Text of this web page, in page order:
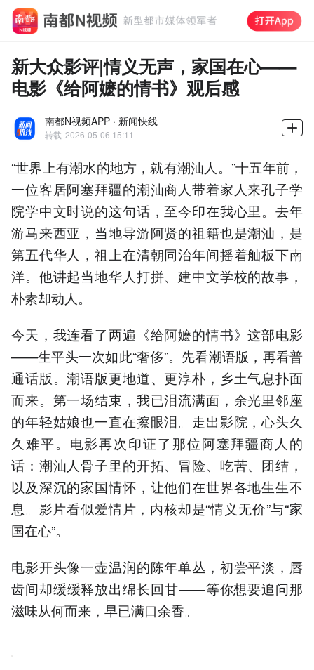
新大众影评|情义无声，家国在心——
电影《给阿嬷的情书》观后感
南都N视频APP · 新闻快线
转载 2026-05-06 15:11
“世界上有潮水的地方，就有潮汕人。”十五年前，
一位客居阿塞拜疆的潮汕商人带着家人来孔子学
院学中文时说的这句话，至今印在我心里。去年
游马来西亚，当地导游阿贤的祖籍也是潮汕，是
第五代华人，祖上在清朝同治年间摇着舢板下南
洋。他讲起当地华人打拼、建中文学校的故事，
朴素却动人。
今天，我连看了两遍《给阿嬷的情书》这部电影
——生平头一次如此“奢侈”。先看潮语版，再看普
通话版。潮语版更地道、更淳朴，乡土气息扑面
而来。第一场结束，我已泪流满面，余光里邻座
的年轻姑娘也一直在擦眼泪。走出影院，心头久
久难平。电影再次印证了那位阿塞拜疆商人的
话：潮汕人骨子里的开拓、冒险、吃苦、团结，
以及深沉的家国情怀，让他们在世界各地生生不
息。影片看似爱情片，内核却是“情义无价”与“家
国在心”。
电影开头像一壶温润的陈年单丛，初尝平淡，唇
齿间却缓缓释放出绵长回甘——等你想要追问那
滋味从何而来，早已满口余香。